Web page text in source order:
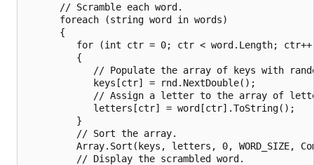
      // Scramble each word.
      foreach (string word in words)
      {
for (int ctr = 0; ctr < word.Length;
         {
// Populate the array of keys with
            keys[ctr] = rnd.NextDouble();
// Assign a letter to the array of
            letters[ctr] = word[ctr].ToString();
         }
         // Sort the array.
Array.Sort(keys, letters, 0,
         // Display the scrambled word.